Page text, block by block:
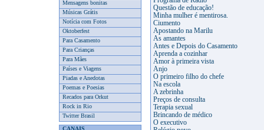
Mensagens bonitas
Músicas Grátis
Notícia com Fotos
Oktoberfest
Para Casamento
Para Crianças
Para Mães
Países e Viagens
Piadas e Anedotas
Poemas e Poesias
Recados para Orkut
Rock in Rio
Twitter Brasil
CANAIS
Questão de educação!
Minha mulher é mentirosa.
Ciumento
Apostando na Marilu
As amantes
Antes e Depois do Casamento
Aprenda a cozinhar
Amor à primeira vista
Anjo
O primeiro filho do chefe
Na escola
A zebrinha
Preços de consulta
Terapia sexual
Brincando de médico
O executivo